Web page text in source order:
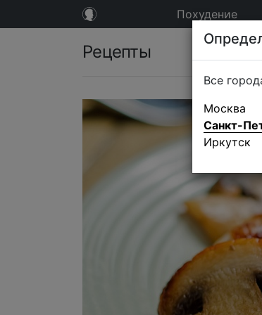
Похудение
Рецепты
Все
Москва
Санкт-
Иркутск